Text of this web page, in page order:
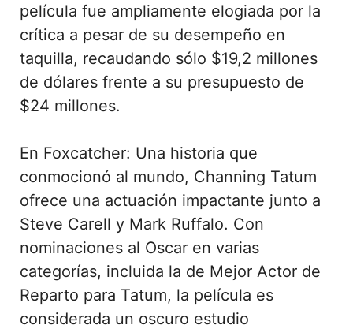
película fue ampliamente elogiada por la
crítica a pesar de su desempeño en
taquilla, recaudando sólo $19,2 millones
de dólares frente a su presupuesto de
$24 millones.
En Foxcatcher: Una historia que
conmocionó al mundo, Channing Tatum
ofrece una actuación impactante junto a
Steve Carell y Mark Ruffalo. Con
nominaciones al Oscar en varias
categorías, incluida la de Mejor Actor de
Reparto para Tatum, la película es
considerada un oscuro estudio